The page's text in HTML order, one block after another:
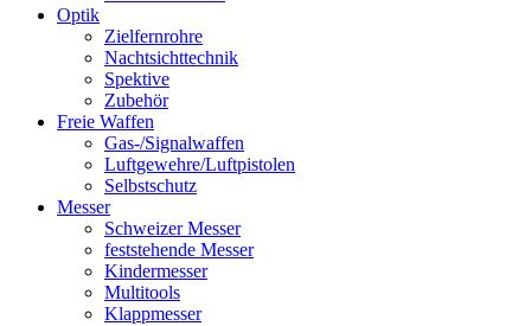
Optik
Zielfernrohre
Nachtsichttechnik
Spektive
Zubehör
Freie Waffen
Gas-/Signalwaffen
Luftgewehre/Luftpistolen
Selbstschutz
Messer
Schweizer Messer
feststehende Messer
Kindermesser
Multitools
Klappmesser